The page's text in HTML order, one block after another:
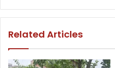
Related Articles